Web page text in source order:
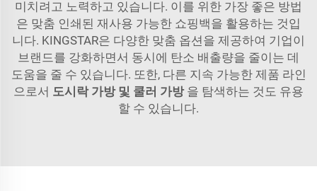
미치려고 노력하고 있습니다. 이를 위한 가장 좋은 방법
은 맞춤 인쇄된 재사용 가능한 쇼핑백을 활용하는 것입
니다. KINGSTAR은 다양한 맞춤 옵션을 제공하여 기업이
브랜드를 강화하면서 동시에 탄소 배출량을 줄이는 데
도움을 줄 수 있습니다. 또한, 다른 지속 가능한 제품 라인
으로서 도시락 가방 및 쿨러 가방 을 탐색하는 것도 유용
할 수 있습니다.